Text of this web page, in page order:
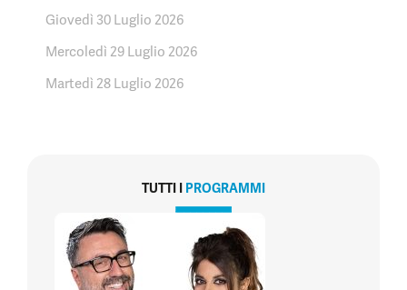
Giovedì 30 Luglio 2026
Mercoledì 29 Luglio 2026
Martedì 28 Luglio 2026
TUTTI I PROGRAMMI